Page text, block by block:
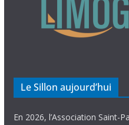
Le Sillon aujourd’hui
En 2026, l’Association Saint-